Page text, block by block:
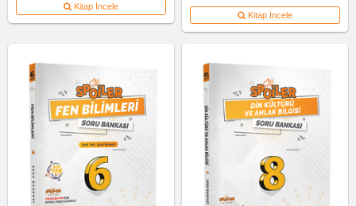
Kitap İncele
Kitap İncele